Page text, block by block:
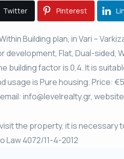
Twitter Pinterest
Building plan, in Vari –
development, Flat, Dual-sided,
building factor is 0,4. It is
usage is Pure housing. Price:
info@levelrealty.gr,
the property, it is necessary
Law 4072/11-4-2012